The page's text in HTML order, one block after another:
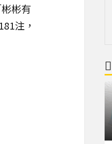
彬有
注，